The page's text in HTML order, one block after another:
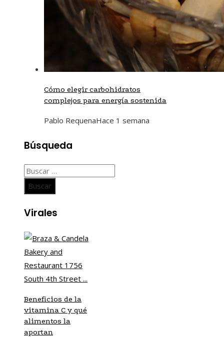
Cómo elegir carbohidratos
complejos para energía sostenida
Pablo RequenaHace 1 semana
Búsqueda
Buscar:
Virales
Beneficios de la
vitamina C y qué
alimentos la
aportan